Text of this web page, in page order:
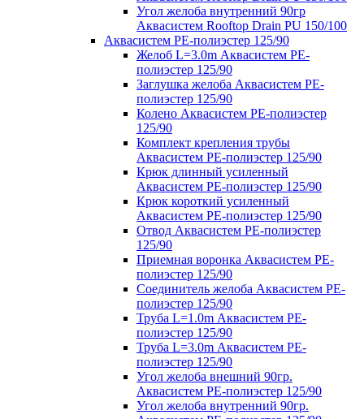
Угол желоба внутренний 90гр
Аквасистем Rooftop Drain PU 150/100
Аквасистем PE-полиэстер 125/90
Желоб L=3.0m Аквасистем PE-
полиэстер 125/90
Заглушка желоба Аквасистем PE-
полиэстер 125/90
Колено Аквасистем PE-полиэстер
125/90
Комплект крепления трубы
Аквасистем PE-полиэстер 125/90
Крюк длинный усиленный
Аквасистем PE-полиэстер 125/90
Крюк короткий усиленный
Аквасистем PE-полиэстер 125/90
Отвод Аквасистем РЕ-полиэстер
125/90
Приемная воронка Аквасистем PE-
полиэстер 125/90
Соединитель желоба Аквасистем PE-
полиэстер 125/90
Труба L=1.0m Аквасистем PE-
полиэстер 125/90
Труба L=3.0m Аквасистем PE-
полиэстер 125/90
Угол желоба внешний 90гр.
Аквасистем PE-полиэстер 125/90
Угол желоба внутренний 90гр.